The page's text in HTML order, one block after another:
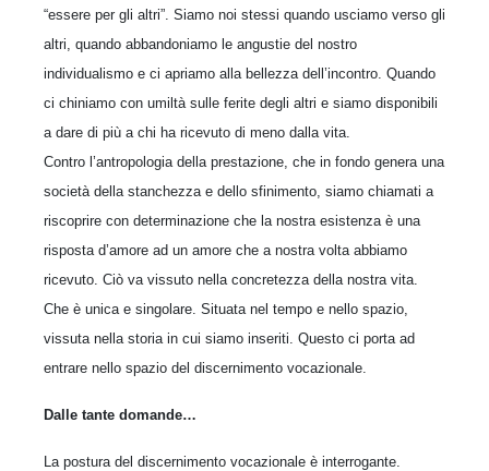
“essere per gli altri”. Siamo noi stessi quando usciamo verso gli
altri, quando abbandoniamo le angustie del nostro
individualismo e ci apriamo alla bellezza dell’incontro. Quando
ci chiniamo con umiltà sulle ferite degli altri e siamo disponibili
a dare di più a chi ha ricevuto di meno dalla vita.
Contro l’antropologia della prestazione, che in fondo genera una
società della stanchezza e dello sfinimento, siamo chiamati a
riscoprire con determinazione che la nostra esistenza è una
risposta d’amore ad un amore che a nostra volta abbiamo
ricevuto. Ciò va vissuto nella concretezza della nostra vita.
Che è unica e singolare. Situata nel tempo e nello spazio,
vissuta nella storia in cui siamo inseriti. Questo ci porta ad
entrare nello spazio del discernimento vocazionale.
Dalle tante domande…
La postura del discernimento vocazionale è interrogante.